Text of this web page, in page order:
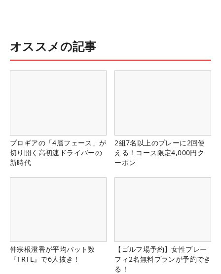
オススメの記事
プロギアの「4層フェース」が
切り開く高初速ドライバーの
新時代
2組7名以上のプレーに2回使
える！コース限定4,000円ク
ーポン
仲宗根澄香が平均パット数
『TRTL』で6人抜き！
【ゴルフ場予約】女性プレー
フィ2名無料プランが予約でき
る！